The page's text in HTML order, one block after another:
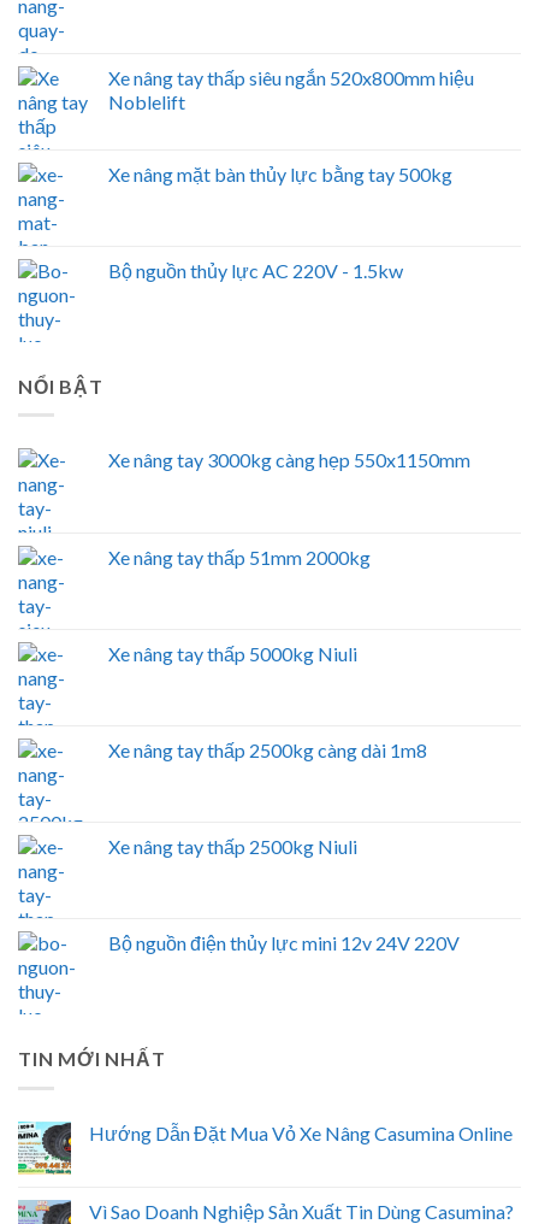
Xe nâng tay thấp siêu ngắn 520x800mm hiệu
Noblelift
Xe nâng mặt bàn thủy lực bằng tay 500kg
Bộ nguồn thủy lực AC 220V - 1.5kw
NỔI BẬT
Xe nâng tay 3000kg càng hẹp 550x1150mm
Xe nâng tay thấp 51mm 2000kg
Xe nâng tay thấp 5000kg Niuli
Xe nâng tay thấp 2500kg càng dài 1m8
Xe nâng tay thấp 2500kg Niuli
Bộ nguồn điện thủy lực mini 12v 24V 220V
TIN MỚI NHẤT
Hướng Dẫn Đặt Mua Vỏ Xe Nâng Casumina Online
Vì Sao Doanh Nghiệp Sản Xuất Tin Dùng Casumina?